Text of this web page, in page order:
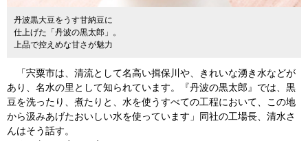
丹波黒大豆をうす甘納豆に
仕上げた「丹波の黒太郎」。
上品で控えめな甘さが魅力
「宍粟市は、清流として名高い揖保川や、きれいな湧き水などが
あり、名水の里として知られています。『丹波の黒太郎』では、黒
豆を洗ったり、煮たりと、水を使うすべての工程において、この地
から汲みあげたおいしい水を使っています」同社の工場長、清水さ
んはそう話す。